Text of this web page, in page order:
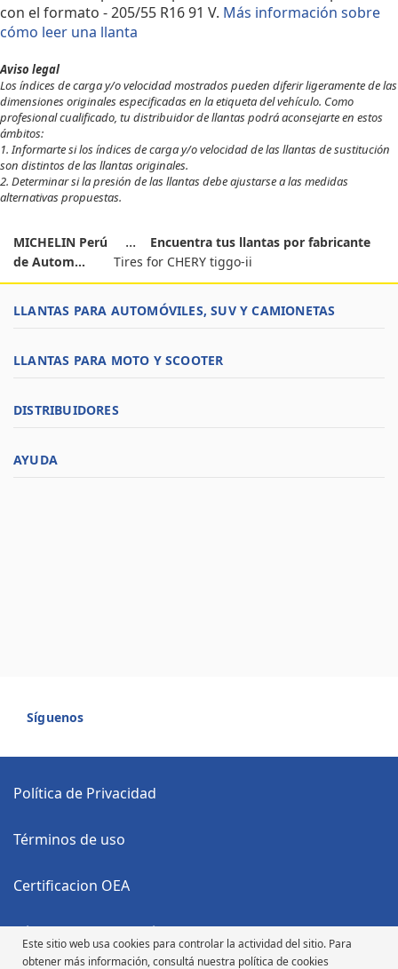
Este sitio web usa cookies para controlar la actividad del sitio. Para
obtener más información, consultá nuestra política de cookies
con el formato - 205/55 R16 91 V. Más información sobre
cómo leer una llanta
Aviso legal
Los índices de carga y/o velocidad mostrados pueden diferir ligeramente de las
dimensiones originales especificadas en la etiqueta del vehículo. Como
profesional cualificado, tu distribuidor de llantas podrá aconsejarte en estos
ámbitos:
1. Informarte si los índices de carga y/o velocidad de las llantas de sustitución
son distintos de las llantas originales.
2. Determinar si la presión de las llantas debe ajustarse a las medidas
alternativas propuestas.
MICHELIN Perú
Encuentra tus llantas por fabricante
de Autom...
Tires for CHERY tiggo-ii
LLANTAS PARA AUTOMÓVILES, SUV Y CAMIONETAS
LLANTAS PARA MOTO Y SCOOTER
DISTRIBUIDORES
AYUDA
Síguenos
Política de Privacidad
Términos de uso
Certificacion OEA
Código Anticorrupción